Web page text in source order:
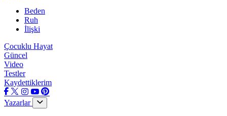
Beden
Ruh
İlişki
Çocuklu Hayat
Güncel
Video
Testler
Kaydettiklerim
Yazarlar